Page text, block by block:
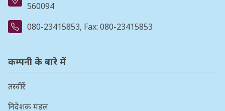
560094
080-23415853, Fax: 080-23415853
कम्पनी के बारे में
तस्वीरें
निदेशक मंडल